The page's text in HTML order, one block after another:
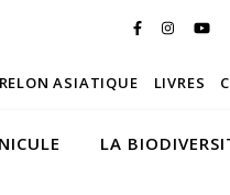
ASIATIQUE LIVRES
LA